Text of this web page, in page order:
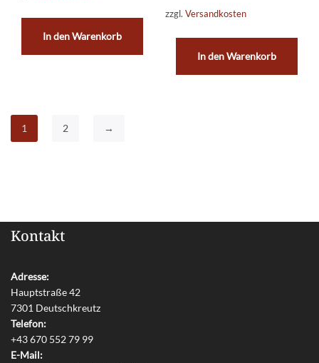
In den Warenkorb
zzgl.Versandkosten
In den Warenkorb
1 2 →
Kontakt
Adresse:
Hauptstraße 42
7301 Deutschkreutz
Telefon:
+43 670 552 79 99
E-Mail: